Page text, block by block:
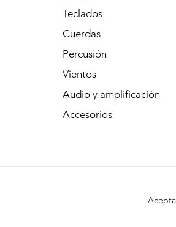
Teclados
Cuerdas
Percusión
Vientos
Audio y amplificación
Accesorios